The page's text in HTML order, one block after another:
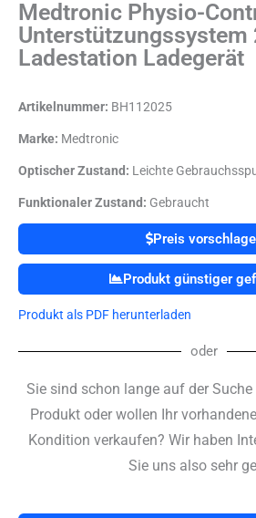
Medtronic Physio-
Unterstützungssystem
Ladestation Ladegerät
Artikelnummer: BH112025
Marke: Medtronic
Optischer Zustand: Leichte
Funktionaler Zustand: Gebraucht
Preis
Produkt günstiger
Produkt als PDF herunterladen
oder
Sie sind schon lange auf der
Produkt oder wollen Ihr
Kondition verkaufen? Wir haben
Sie uns also sehr